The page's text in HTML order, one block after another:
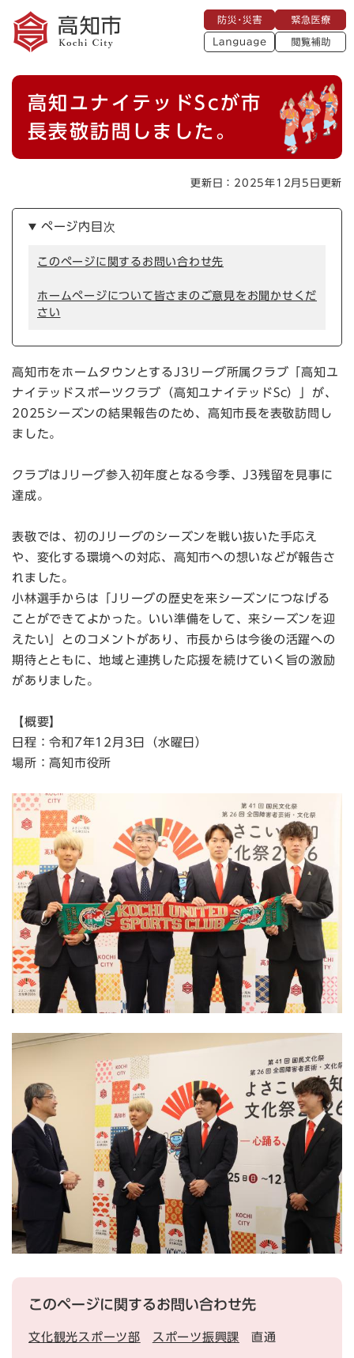
メニューを飛ばして本文へ
災
・
災
急
医
療
L
a
g
閲
助
本
高知ユナイテッドScが市
長表敬訪問しました。
更新日：2025年12月5日更新
ページ内目次
このページに関するお問い合わせ先
ホームページについて皆さまのご意見をお聞かせくだ
さい
高知市をホームタウンとするJ3リーグ所属クラブ「高知ユ
ナイテッドスポーツクラブ（高知ユナイテッドSc）」が、
2025シーズンの結果報告のため、高知市長を表敬訪問し
ました。
クラブはJリーグ参入初年度となる今季、J3残留を見事に
達成。
表敬では、初のJリーグのシーズンを戦い抜いた手応え
や、変化する環境への対応、高知市への想いなどが報告さ
れました。
小林選手からは「Jリーグの歴史を来シーズンにつなげる
ことができてよかった。いい準備をして、来シーズンを迎
えたい」とのコメントがあり、市長からは今後の活躍への
期待とともに、地域と連携した応援を続けていく旨の激励
がありました。
【概要】
日程：令和7年12月3日（水曜日）
場所：高知市役所
このページに関するお問い合わせ先
文化観光スポーツ部 スポーツ振興課 直通